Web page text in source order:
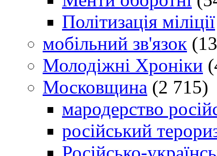
Політизація міліції
мобільний зв'язок
Молодіжні Хроніки
Московщина (2 715)
мародерство
російський